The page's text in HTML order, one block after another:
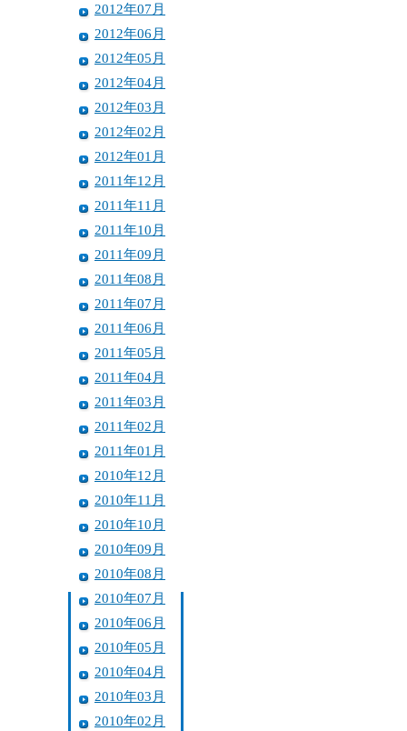
2012年07月
2012年06月
2012年05月
2012年04月
2012年03月
2012年02月
2012年01月
2011年12月
2011年11月
2011年10月
2011年09月
2011年08月
2011年07月
2011年06月
2011年05月
2011年04月
2011年03月
2011年02月
2011年01月
2010年12月
2010年11月
2010年10月
2010年09月
2010年08月
2010年07月
2010年06月
2010年05月
2010年04月
2010年03月
2010年02月